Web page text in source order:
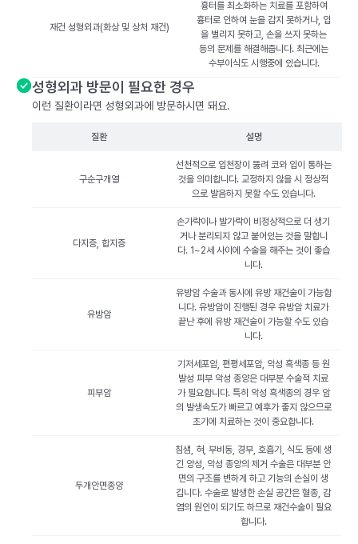
재건 성형외과(화상 및 상처 재건)
흉터를 최소화하는 치료를 포함하여
흉터로 인하여 눈을 감지 못하거나, 입
을 벌리지 못하고, 손을 쓰지 못하는
등의 문제를 해결해줍니다. 최근에는
수부이식도 시행중에 있습니다.
성형외과 방문이 필요한 경우
이런 질환이라면 성형외과에 방문하시면 돼요.
질환 설명
구순구개열
선천적으로 입천장이 뚫려 코와 입이 통하는
것을 의미합니다. 교정하지 않을 시 정상적
으로 발음하지 못할 수도 있습니다.
다지증, 합지증
손가락이나 발가락이 비정상적으로 더 생기
거나 분리되지 않고 붙어있는 것을 말합니
다. 1~2세 사이에 수술을 해주는 것이 좋습
니다.
유방암
유방암 수술과 동시에 유방 재건술이 가능합
니다. 유방암이 진행된 경우 유방암 치료가
끝난 후에 유방 재건술이 가능할 수도 있습
니다.
피부암
기저세포암, 편평세포암, 악성 흑색종 등 원
발성 피부 악성 종양은 대부분 수술적 치료
가 필요합니다. 특히 악성 흑색종의 경우 암
의 발생속도가 빠르고 예후가 좋지 않으므로
초기에 치료하는 것이 중요합니다.
두개안면종양
침샘, 혀, 부비동, 경부, 호흡기, 식도 등에 생
긴 양성, 악성 종양의 제거 수술은 대부분 안
면의 구조를 변하게 하고 기능의 손실이 생
깁니다. 수술로 발생한 손실 공간은 혈종, 감
염의 원인이 되기도 하므로 재건수술이 필요
합니다.